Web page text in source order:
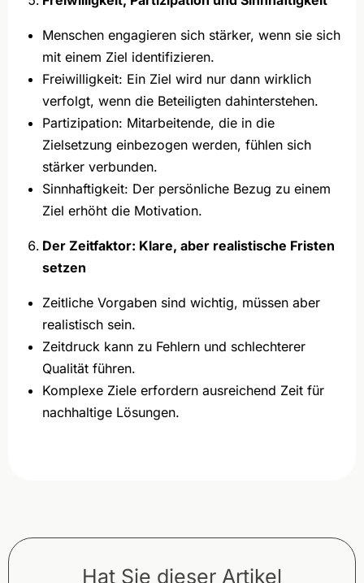
Menschen engagieren sich stärker, wenn sie sich
mit einem Ziel identifizieren.
Freiwilligkeit: Ein Ziel wird nur dann wirklich
verfolgt, wenn die Beteiligten dahinterstehen.
Partizipation: Mitarbeitende, die in die
Zielsetzung einbezogen werden, fühlen sich
stärker verbunden.
Sinnhaftigkeit: Der persönliche Bezug zu einem
Ziel erhöht die Motivation.
Der Zeitfaktor: Klare, aber realistische Fristen
setzen
Zeitliche Vorgaben sind wichtig, müssen aber
realistisch sein.
Zeitdruck kann zu Fehlern und schlechterer
Qualität führen.
Komplexe Ziele erfordern ausreichend Zeit für
nachhaltige Lösungen.
Hat Sie dieser Artikel